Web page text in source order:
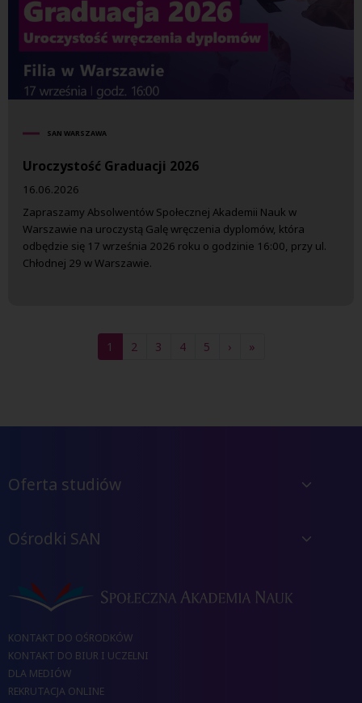
SAN WARSZAWA
Uroczystość Graduacji 2026
16.06.2026
Zapraszamy Absolwentów Społecznej Akademii Nauk w
Warszawie na uroczystą Galę wręczenia dyplomów, która
odbędzie się 17 września 2026 roku o godzinie 16:00, przy ul.
Chłodnej 29 w Warszawie.
1 2 3 4 5 › »
Oferta studiów
Ośrodki SAN
KONTAKT DO OŚRODKÓW
KONTAKT DO BIUR I UCZELNI
DLA MEDIÓW
REKRUTACJA ONLINE